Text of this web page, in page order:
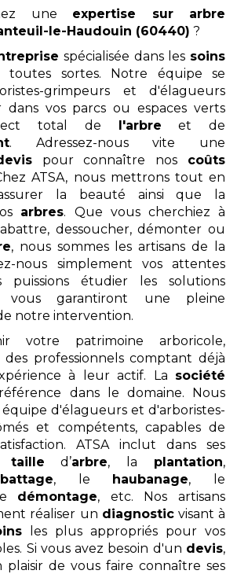
une expertise sur arbre
le-Haudouin (60440) ?
spécialisée dans les soins
toutes sortes. Notre équipe se
grimpeurs et d'élagueurs
vos parcs ou espaces verts
total de l'arbre et de
. Adressez-nous vite une
pour connaître nos coûts
ATSA, nous mettrons tout en
la beauté ainsi que la
arbres. Que vous cherchiez à
dessoucher, démonter ou
, nous sommes les artisans de la
nous simplement vos attentes
étudier les solutions
vous garantiront une pleine
notre intervention.
votre patrimoine arboricole,
des professionnels comptant déjà
à leur actif. La société
dans le domaine. Nous
d'élagueurs et d'arboristes-
et compétents, capables de
ATSA inclut dans ses
taille d’arbre, la plantation,
, le haubanage, le
démontage, etc. Nos artisans
réaliser un diagnosticvisant à
les plus appropriés pour vos
Si vous avez besoin d'un devis,
plaisir de vous faire connaître ses